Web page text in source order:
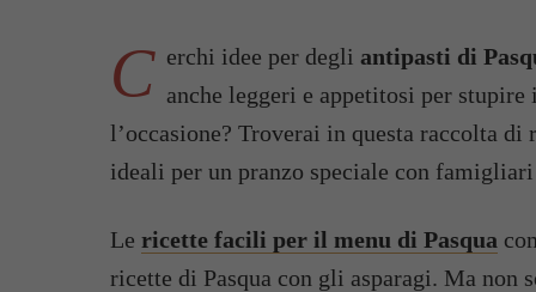
C erchi idee per degli antipasti di
anche leggeri e appetitosi per
l’occasione? Troverai in questa raccolta di
ideali per un pranzo speciale con
Le ricette facili per il menu di Pasqua
ricette di Pasqua con gli asparagi. Ma non